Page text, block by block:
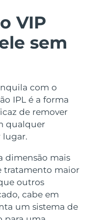
VIP
sem
com o
IPL é a forma
de remover
qualquer
lugar.
dimensão mais
tratamento maior
outros
cabe em
um sistema de
massage
on-the-go
& lips
device
red light therapy
Cuidado oral
sonic toothbrush
NEW
Entrega prevista
Entrega prevista8/13/26
Entrega prevista
Entrega prevista8/15/26
Entrega prevista
Entrega prevista
Entrega prevista8/16/26